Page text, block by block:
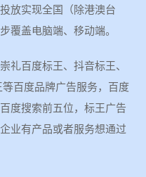
放实现全国（除港澳台
覆盖电脑端、移动端。
礼百度标王、抖音标王、
百度品牌广告服务，百度
度搜索前五位，标王广告
业有产品或者服务想通过